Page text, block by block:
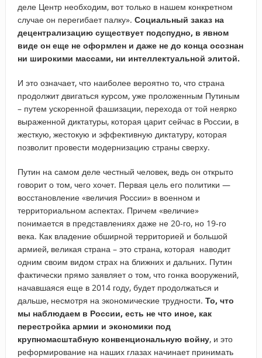
деле Центр необходим, вот только в нашем конкретном
случае он перегибает палку». Социальный заказ на
децентрализацию существует подспудно, в явном
виде он еще не оформлен и даже не до конца осознан
ни широкими массами, ни интеллектуальной элитой.
И это означает, что наиболее вероятно то, что страна
продолжит двигаться курсом, уже проложенным Путиным
– путем ускоренной фашизации, перехода от той неярко
выраженной диктатуры, которая царит сейчас в России, в
жесткую, жестокую и эффективную диктатуру, которая
позволит провести модернизацию страны сверху.
Путин на самом деле честный человек, ведь он открыто
говорит о том, чего хочет. Первая цель его политики —
восстановление «величия России» в военном и
территориальном аспектах. Причем «величие»
понимается в представлениях даже не 20-го, но 19-го
века. Как владение обширной территорией и большой
армией, великая страна – это страна, которая наводит
одним своим видом страх на ближних и дальних. Путин
фактически прямо заявляет о том, что гонка вооружений,
начавшаяся еще в 2014 году, будет продолжаться и
дальше, несмотря на экономические трудности. То, что
мы наблюдаем в России, есть не что иное, как
перестройка армии и экономики под
крупномасштабную конвенциональную войну, и это
реформирование на наших глазах начинает принимать